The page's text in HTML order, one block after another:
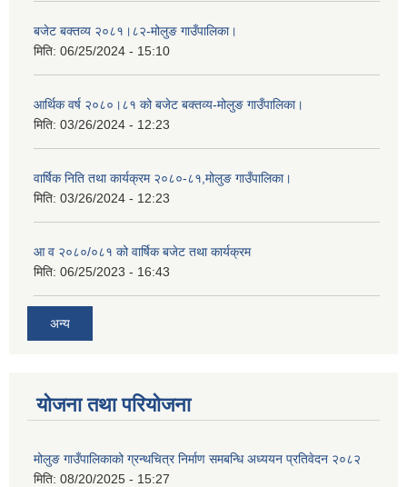
बजेट बक्तव्य २०८१।८२-मोलुङ गाउँपालिका।
मिति: 06/25/2024 - 15:10
आर्थिक वर्ष २०८०।८१ को बजेट बक्तव्य-मोलुङ गाउँपालिका।
मिति: 03/26/2024 - 12:23
वार्षिक निति तथा कार्यक्रम २०८०-८१,मोलुङ गाउँपालिका।
मिति: 03/26/2024 - 12:23
आ व २०८०/०८१ को वार्षिक बजेट तथा कार्यक्रम
मिति: 06/25/2023 - 16:43
अन्य
योजना तथा परियोजना
मोलुङ गाउँपालिकाको ग्रन्थचित्र निर्माण समबन्धि अध्ययन प्रतिवेदन २०८२
मिति: 08/20/2025 - 15:27